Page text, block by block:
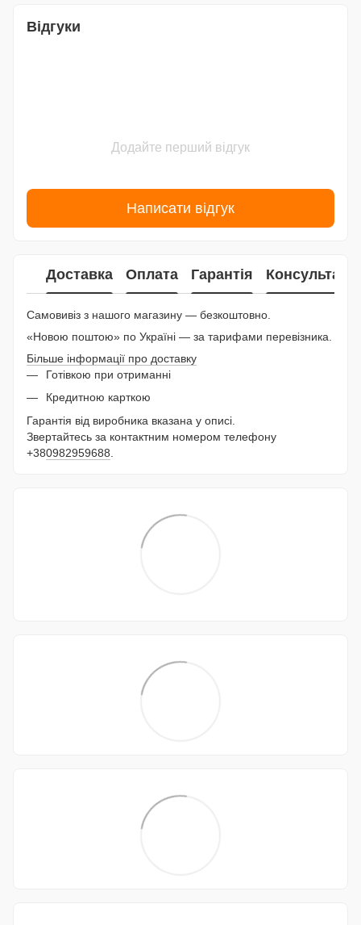
Відгуки
Додайте перший відгук
Написати відгук
Доставка Оплата Гарантія Консультація
Самовивіз з нашого магазину — безкоштовно.
«Новою поштою» по Україні — за тарифами перевізника.
Більше інформації про доставку
Готівкою при отриманні
Кредитною карткою
Гарантія від виробника вказана у описі.
Звертайтесь за контактним номером телефону
+380982959688